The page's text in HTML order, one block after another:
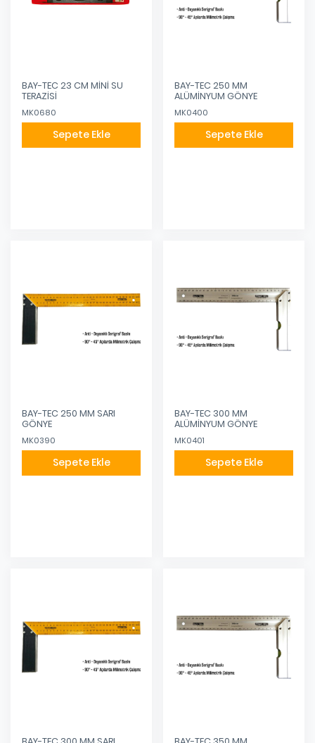
BAY-TEC 23 CM MİNİ SU
TERAZİSİ
MK0680
Sepete Ekle
BAY-TEC 250 MM
ALÜMİNYUM GÖNYE
MK0400
Sepete Ekle
BAY-TEC 250 MM SARI
GÖNYE
MK0390
Sepete Ekle
BAY-TEC 300 MM
ALÜMİNYUM GÖNYE
MK0401
Sepete Ekle